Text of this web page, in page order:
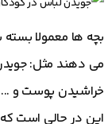
بچه ها معمولا
می دهند مثل: جویدن
خراشیدن پوست و ...
این در حالی است